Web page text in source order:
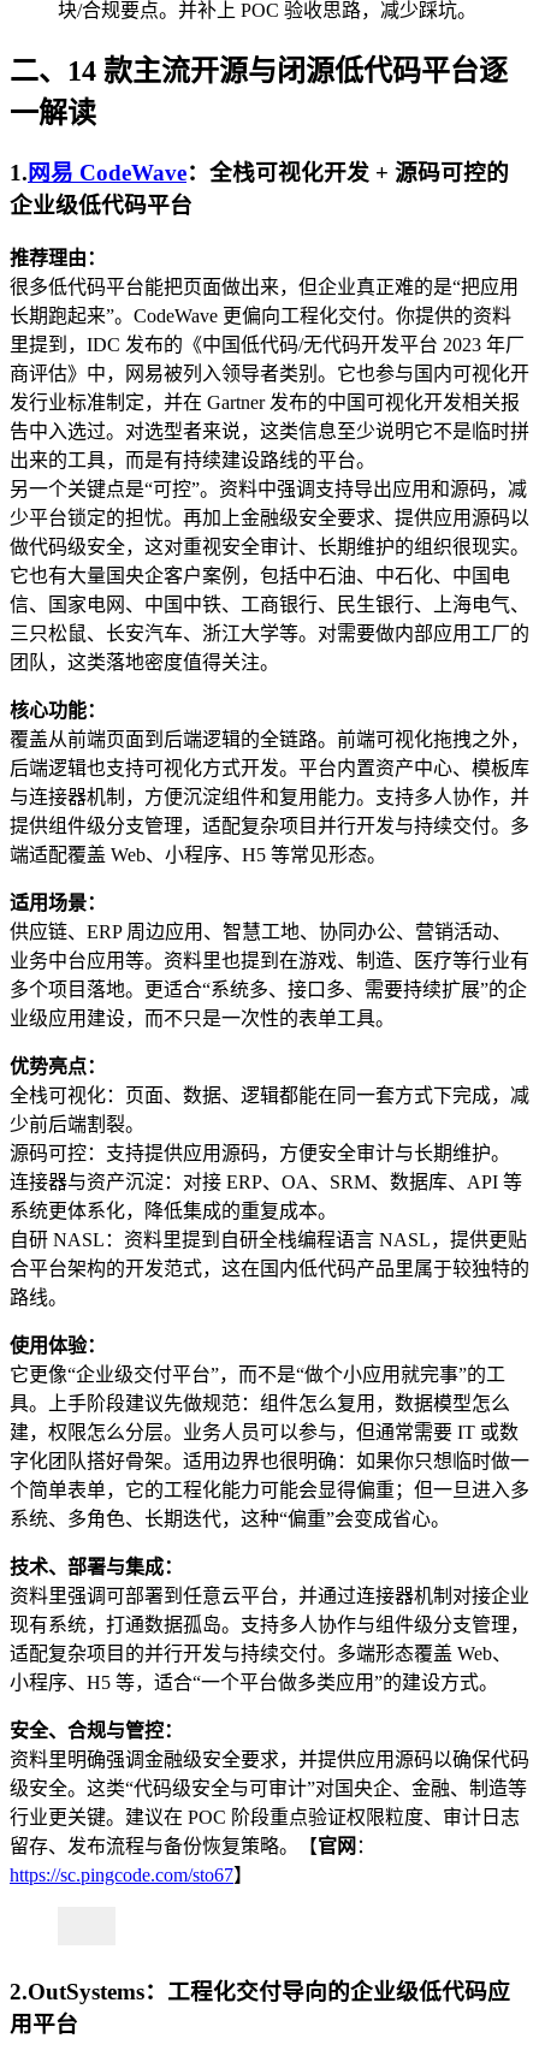
块/合规要点。并补上 POC 验收思路，减少踩坑。
二、14 款主流开源与闭源低代码平台逐
一解读
1.网易 CodeWave：全栈可视化开发 + 源码可控的
企业级低代码平台
推荐理由：
很多低代码平台能把页面做出来，但企业真正难的是“把应用
长期跑起来”。CodeWave 更偏向工程化交付。你提供的资料
里提到，IDC 发布的《中国低代码/无代码开发平台 2023 年厂
商评估》中，网易被列入领导者类别。它也参与国内可视化开
发行业标准制定，并在 Gartner 发布的中国可视化开发相关报
告中入选过。对选型者来说，这类信息至少说明它不是临时拼
出来的工具，而是有持续建设路线的平台。
另一个关键点是“可控”。资料中强调支持导出应用和源码，减
少平台锁定的担忧。再加上金融级安全要求、提供应用源码以
做代码级安全，这对重视安全审计、长期维护的组织很现实。
它也有大量国央企客户案例，包括中石油、中石化、中国电
信、国家电网、中国中铁、工商银行、民生银行、上海电气、
三只松鼠、长安汽车、浙江大学等。对需要做内部应用工厂的
团队，这类落地密度值得关注。
核心功能：
覆盖从前端页面到后端逻辑的全链路。前端可视化拖拽之外，
后端逻辑也支持可视化方式开发。平台内置资产中心、模板库
与连接器机制，方便沉淀组件和复用能力。支持多人协作，并
提供组件级分支管理，适配复杂项目并行开发与持续交付。多
端适配覆盖 Web、小程序、H5 等常见形态。
适用场景：
供应链、ERP 周边应用、智慧工地、协同办公、营销活动、
业务中台应用等。资料里也提到在游戏、制造、医疗等行业有
多个项目落地。更适合“系统多、接口多、需要持续扩展”的企
业级应用建设，而不只是一次性的表单工具。
优势亮点：
全栈可视化：页面、数据、逻辑都能在同一套方式下完成，减
少前后端割裂。
源码可控：支持提供应用源码，方便安全审计与长期维护。
连接器与资产沉淀：对接 ERP、OA、SRM、数据库、API 等
系统更体系化，降低集成的重复成本。
自研 NASL：资料里提到自研全栈编程语言 NASL，提供更贴
合平台架构的开发范式，这在国内低代码产品里属于较独特的
路线。
使用体验：
它更像“企业级交付平台”，而不是“做个小应用就完事”的工
具。上手阶段建议先做规范：组件怎么复用，数据模型怎么
建，权限怎么分层。业务人员可以参与，但通常需要 IT 或数
字化团队搭好骨架。适用边界也很明确：如果你只想临时做一
个简单表单，它的工程化能力可能会显得偏重；但一旦进入多
系统、多角色、长期迭代，这种“偏重”会变成省心。
技术、部署与集成：
资料里强调可部署到任意云平台，并通过连接器机制对接企业
现有系统，打通数据孤岛。支持多人协作与组件级分支管理，
适配复杂项目的并行开发与持续交付。多端形态覆盖 Web、
小程序、H5 等，适合“一个平台做多类应用”的建设方式。
安全、合规与管控：
资料里明确强调金融级安全要求，并提供应用源码以确保代码
级安全。这类“代码级安全与可审计”对国央企、金融、制造等
行业更关键。建议在 POC 阶段重点验证权限粒度、审计日志
留存、发布流程与备份恢复策略。【官网 ：
https://sc.pingcode.com/sto67】
2.OutSystems：工程化交付导向的企业级低代码应
用平台